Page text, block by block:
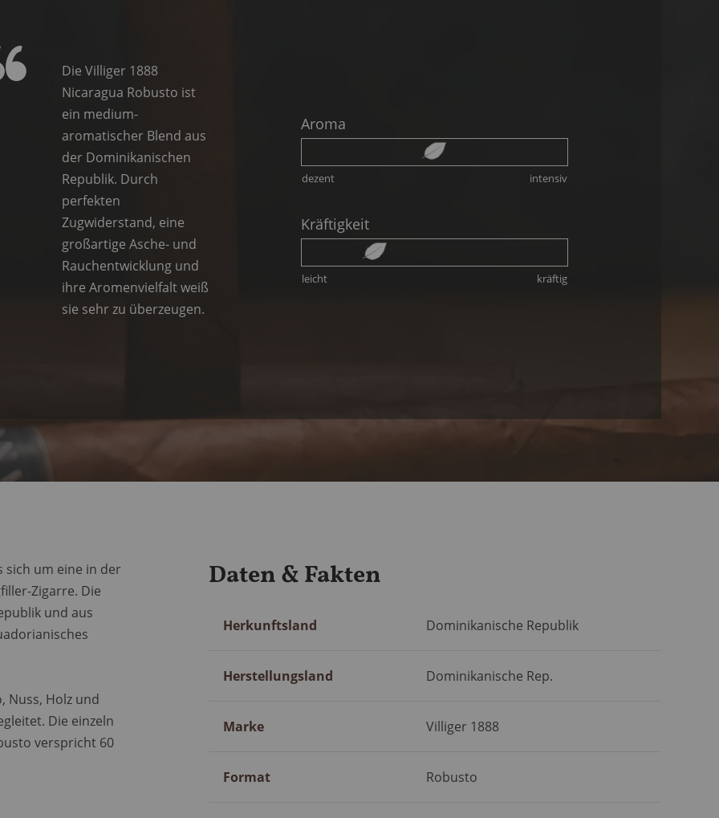
Die Villiger 1888
Nicaragua Robusto ist
ein medium-
aromatischer Blend aus
der Dominikanischen
Republik. Durch
perfekten
Zugwiderstand, eine
großartige Asche- und
Rauchentwicklung und
ihre Aromenvielfalt weiß
sie sehr zu überzeugen.
Aroma
dezent intensiv
Kräftigkeit
leicht kräftig
sich um eine in der
Zigarre. Die
und aus
Nuss, Holz und
Die einzeln
verspricht 60
Daten & Fakten
Mehr
Herkunftsland Dominikanische Republik
Herstellungsland Dominikanische Rep.
Marke Villiger 1888
Format Robusto